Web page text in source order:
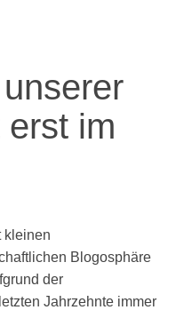
erst im
kleinen
Blogosphäre
der
Jahrzehnte immer